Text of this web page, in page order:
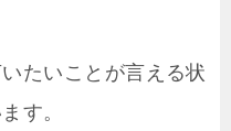
たいことが言える状
す。